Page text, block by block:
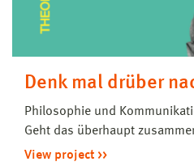
Denk mal drüber
Philosophie und
Geht das überhaupt
View project